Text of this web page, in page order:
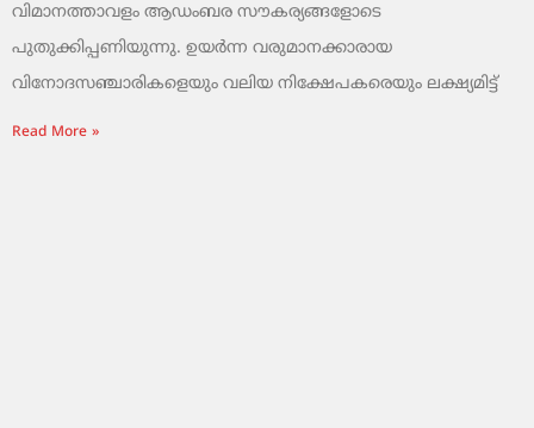
വിമാനത്താവളം ആഡംബര സൗകര്യങ്ങളോടെ
പുതുക്കിപ്പണിയുന്നു. ഉയർന്ന വരുമാനക്കാരായ
വിനോദസഞ്ചാരികളെയും വലിയ നിക്ഷേപകരെയും ലക്ഷ്യമിട്ട്
Read More »